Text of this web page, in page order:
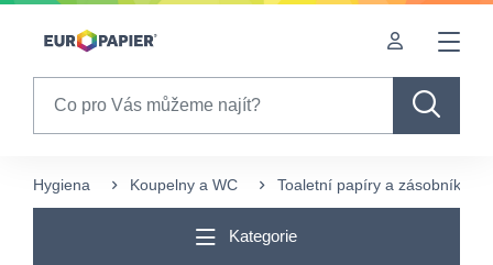
Table Of Content
Hygiena Koupelny a WC Toaletní papíry a zásobníky
Kategorie